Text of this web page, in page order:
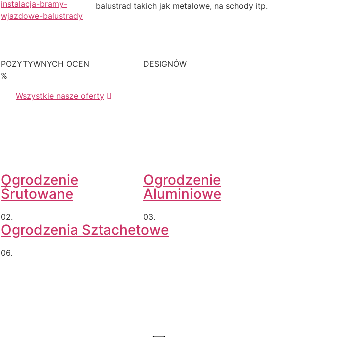
balustrad takich jak metalowe, na schody itp.
POZYTYWNYCH OCEN
%
DESIGNÓW
Wszystkie nasze oferty
Ogrodzenie
Śrutowane
02.
Ogrodzenie
Aluminiowe
03.
Ogrodzenia Sztachetowe
06.